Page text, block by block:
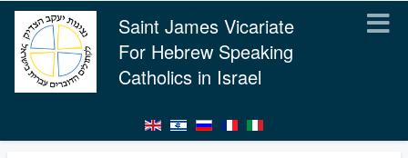
Saint James Vicariate
For Hebrew Speaking
Catholics in Israel